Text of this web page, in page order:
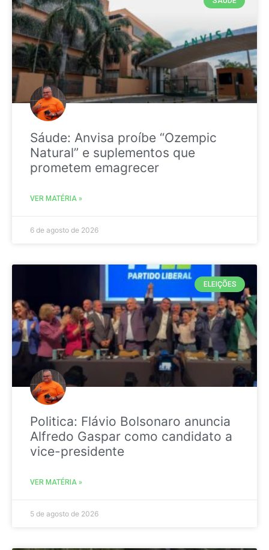
Sáude: Anvisa proíbe “Ozempic
Natural” e suplementos que
prometem emagrecer
VER MATÉRIA »
6 de agosto de 2026
ELEIÇÕES
Politica: Flávio Bolsonaro anuncia
Alfredo Gaspar como candidato a
vice-presidente
VER MATÉRIA »
5 de agosto de 2026